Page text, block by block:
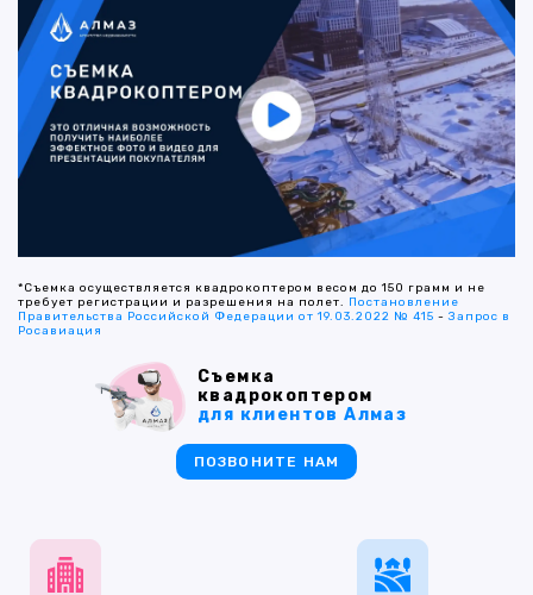
*Съемка осуществляется квадрокоптером весом до 150 грамм и не
требует регистрации и разрешения на полет. Постановление
Правительства Российской Федерации от 19.03.2022 № 415 -Запрос в
Росавиация
Съемка
квадрокоптером
для клиентов Алмаз
ПОЗВОНИТЕ НАМ